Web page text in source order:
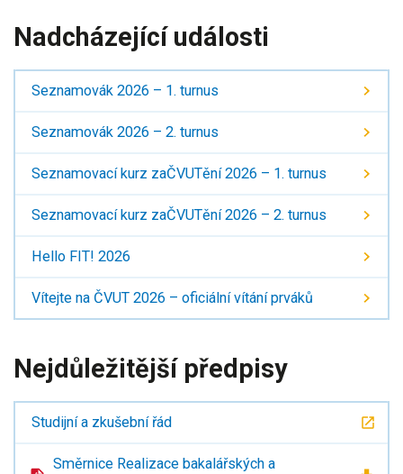
Nadcházející události
Seznamovák 2026 – 1. turnus
Seznamovák 2026 – 2. turnus
Seznamovací kurz zaČVUTění 2026 – 1. turnus
Seznamovací kurz zaČVUTění 2026 – 2. turnus
Hello FIT! 2026
Vítejte na ČVUT 2026 –⁠ oficiální vítání prváků
Nejdůležitější předpisy
Studijní a zkušební řád
Směrnice Realizace bakalářských a